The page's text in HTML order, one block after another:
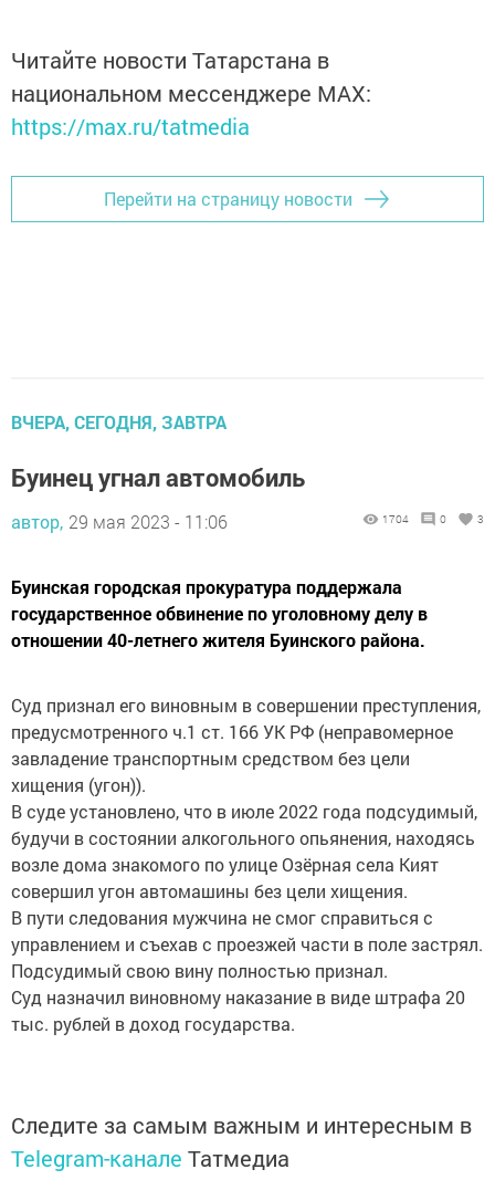
Читайте новости Татарстана в
национальном мессенджере MАХ:
https://max.ru/tatmedia
Перейти на страницу новости
ВЧЕРА, СЕГОДНЯ, ЗАВТРА
Буинец угнал автомобиль
автор, 29 мая 2023 - 11:06 1704 0 3
Буинская городская прокуратура поддержала
государственное обвинение по уголовному делу в
отношении 40-летнего жителя Буинского района.
Суд признал его виновным в совершении преступления,
предусмотренного ч.1 ст. 166 УК РФ (неправомерное
завладение транспортным средством без цели
хищения (угон)).
В суде установлено, что в июле 2022 года подсудимый,
будучи в состоянии алкогольного опьянения, находясь
возле дома знакомого по улице Озёрная села Кият
совершил угон автомашины без цели хищения.
В пути следования мужчина не смог справиться с
управлением и съехав с проезжей части в поле застрял.
Подсудимый свою вину полностью признал.
Суд назначил виновному наказание в виде штрафа 20
тыс. рублей в доход государства.
Следите за самым важным и интересным в
Telegram-канале Татмедиа